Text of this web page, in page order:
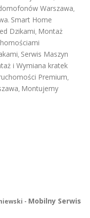
Warszawa,
. Smart Home
Dzikami, Montaż
, Serwis Maszyn
i Wymiana kratek
Premium,
, Montujemy
- Mobilny Serwis